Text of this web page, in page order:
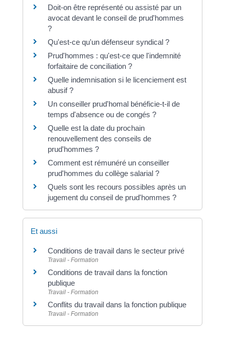
Doit-on être représenté ou assisté par un
avocat devant le conseil de prud'hommes
?
Qu'est-ce qu'un défenseur syndical ?
Prud'hommes : qu'est-ce que l'indemnité
forfaitaire de conciliation ?
Quelle indemnisation si le licenciement est
abusif ?
Un conseiller prud'homal bénéficie-t-il de
temps d'absence ou de congés ?
Quelle est la date du prochain
renouvellement des conseils de
prud'hommes ?
Comment est rémunéré un conseiller
prud'hommes du collège salarial ?
Quels sont les recours possibles après un
jugement du conseil de prud'hommes ?
Et aussi
Conditions de travail dans le secteur privé
Travail - Formation
Conditions de travail dans la fonction
publique
Travail - Formation
Conflits du travail dans la fonction publique
Travail - Formation